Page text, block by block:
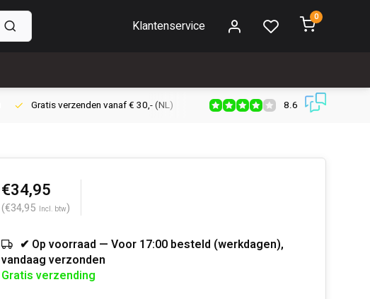
Klantenservice
0
Gratis verzenden vanaf € 30,- (NL) Verzendkosten € 2,95 (NL)
8.6
€34,95
(€34,95 Incl. btw)
✔ Op voorraad — Voor 17:00 besteld (werkdagen),
vandaag verzonden
Gratis verzending